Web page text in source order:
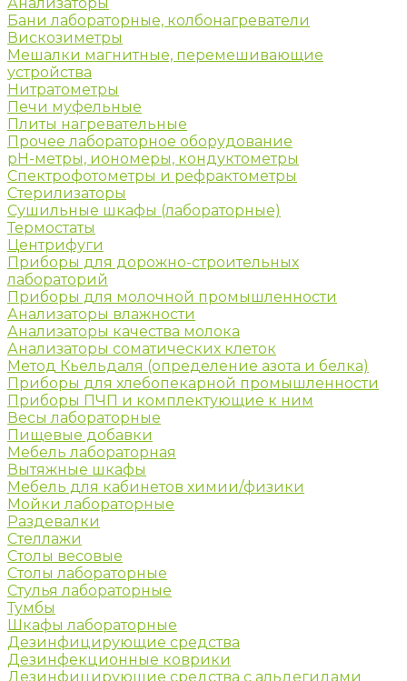
Бани лабораторные, колбонагреватели
Вискозиметры
Мешалки магнитные, перемешивающие
устройства
Нитратометры
Печи муфельные
Плиты нагревательные
Прочее лабораторное оборудование
рН-метры, иономеры, кондуктометры
Спектрофотометры и рефрактометры
Стерилизаторы
Сушильные шкафы (лабораторные)
Термостаты
Центрифуги
Приборы для дорожно-строительных
лабораторий
Приборы для молочной промышленности
Анализаторы влажности
Анализаторы качества молока
Анализаторы соматических клеток
Метод Кьельдаля (определение азота и белка)
Приборы для хлебопекарной промышленности
Приборы ПЧП и комплектующие к ним
Весы лабораторные
Пищевые добавки
Мебель лабораторная
Вытяжные шкафы
Мебель для кабинетов химии/физики
Мойки лабораторные
Раздевалки
Стеллажи
Столы весовые
Столы лабораторные
Стулья лабораторные
Тумбы
Шкафы лабораторные
Дезинфицирующие средства
Дезинфекционные коврики
Дезинфицирующие средства с альдегидами